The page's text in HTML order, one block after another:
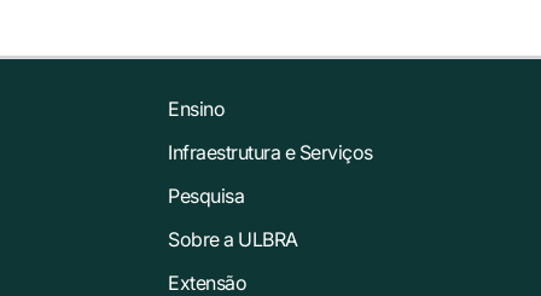
Ensino
Infraestrutura e Serviços
Pesquisa
Sobre a ULBRA
Extensão